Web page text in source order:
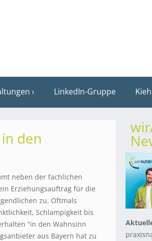
LinkedIn-Gruppe
den
neben der fachlichen
Erziehungsauftrag für die
zu. Oftmals
Schlampigkeit bis
“in den Wahnsinn
aus Bayern hat zu